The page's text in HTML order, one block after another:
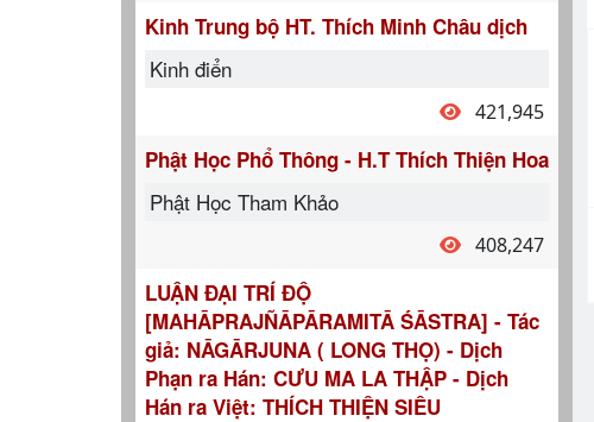
Kinh Trung bộ HT. Thích Minh Châu dịch
Kinh điển
421,945
Phật Học Phổ Thông - H.T Thích Thiện Hoa
Phật Học Tham Khảo
408,247
LUẬN ĐẠI TRÍ ĐỘ
[MAHĀPRAJÑĀPĀRAMITĀ ŚĀSTRA] - Tác
giả: NĀGĀRJUNA ( LONG THỌ) - Dịch
Phạn ra Hán: CƯU MA LA THẬP - Dịch
Hán ra Việt: THÍCH THIỆN SIÊU